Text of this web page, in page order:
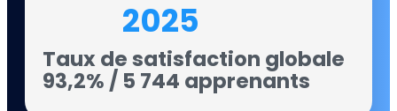
2025
Taux de satisfaction globale
93,2%​ / 5 744 apprenants